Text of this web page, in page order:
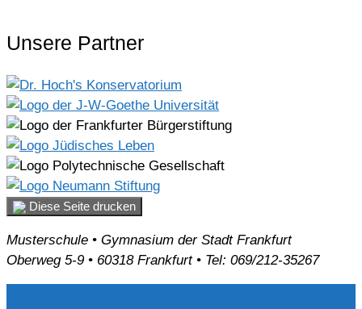
Unsere Partner
Diese Seite drucken
Musterschule • Gymnasium der Stadt Frankfurt
Oberweg 5-9 • 60318 Frankfurt • Tel: 069/212-35267